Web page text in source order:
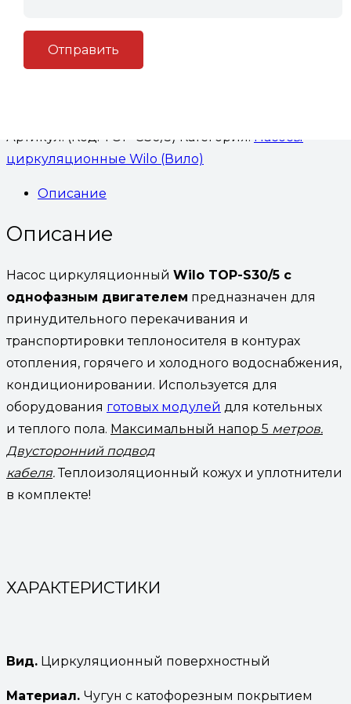
TOP-S30/5 с однофазным двигателем
Артикул: (Код: TOP-S30/5) Категория: Насосы
циркуляционные Wilo (Вило)
Описание
Описание
Насос циркуляционный Wilo TOP-S30/5 с
однофазным двигателем предназначен для
принудительного перекачивания и
транспортировки теплоносителя в контурах
отопления, горячего и холодного водоснабжения,
кондиционировании. Используется для
оборудования готовых модулей для котельных
и теплого пола. Максимальный напор 5 метров.
Двусторонний подвод
кабеля.Теплоизоляционный кожух и уплотнители
в комплекте!
ХАРАКТЕРИСТИКИ
Вид. Циркуляционный поверхностный
Материал. Чугун с катофорезным покрытием